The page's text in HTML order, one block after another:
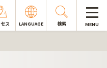
ス LANGUAGE 検索 MENU